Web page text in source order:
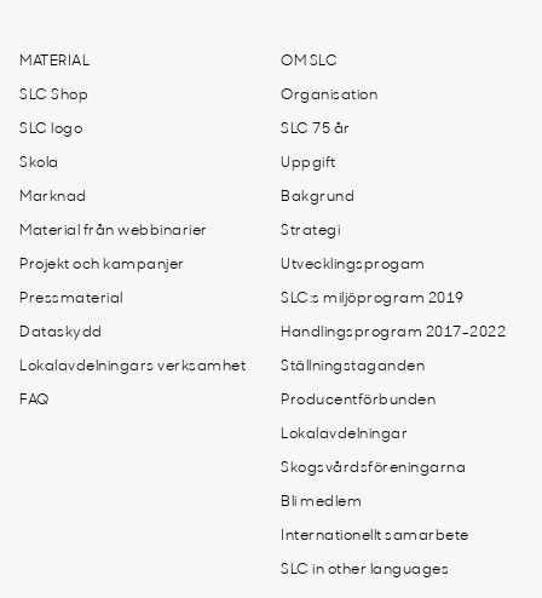
MATERIAL
SLC Shop
SLC logo
Skola
Marknad
Material från webbinarier
Projekt och kampanjer
Pressmaterial
Dataskydd
Lokalavdelningars verksamhet
FAQ
OM SLC
Organisation
SLC 75 år
Uppgift
Bakgrund
Strategi
Utvecklingsprogam
SLC:s miljöprogram 2019
Handlingsprogram 2017-2022
Ställningstaganden
Producentförbunden
Lokalavdelningar
Skogsvårdsföreningarna
Bli medlem
Internationellt samarbete
SLC in other languages